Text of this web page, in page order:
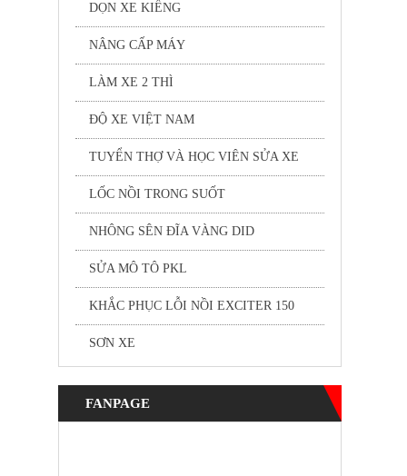
DỌN XE KIỂNG
NÂNG CẤP MÁY
LÀM XE 2 THÌ
ĐỘ XE VIỆT NAM
TUYỂN THỢ VÀ HỌC VIÊN SỬA XE
LỐC NỒI TRONG SUỐT
NHÔNG SÊN ĐĨA VÀNG DID
SỬA MÔ TÔ PKL
KHẮC PHỤC LỖI NỒI EXCITER 150
SƠN XE
FANPAGE